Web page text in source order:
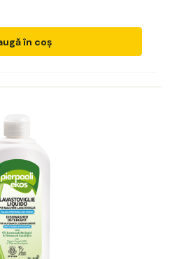
în coș